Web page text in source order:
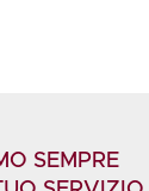
SEMPRE